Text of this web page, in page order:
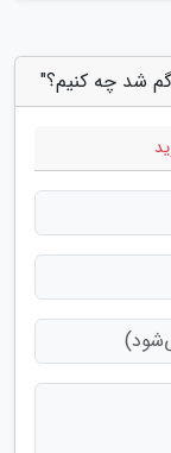
گم شد چه کنیم؟"